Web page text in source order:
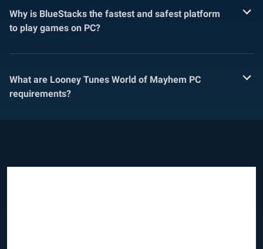
Why is BlueStacks the fastest and safest platform
to play games on PC?
What are Looney Tunes World of Mayhem PC
requirements?